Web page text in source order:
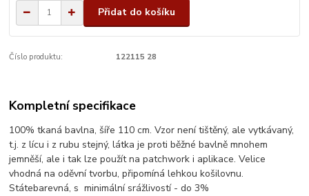
Přidat do košíku
Číslo produktu: 122115 28
Kompletní specifikace
100% tkaná bavlna, šíře 110 cm. Vzor není tištěný, ale vytkávaný,
t.j. z lícu i z rubu stejný, látka je proti běžné bavlně mnohem
jemněší, ale i tak lze použít na patchwork i aplikace. Velice
vhodná na oděvní tvorbu, připomíná lehkou košilovnu.
Státebarevná, s minimální srážlivostí - do 3%